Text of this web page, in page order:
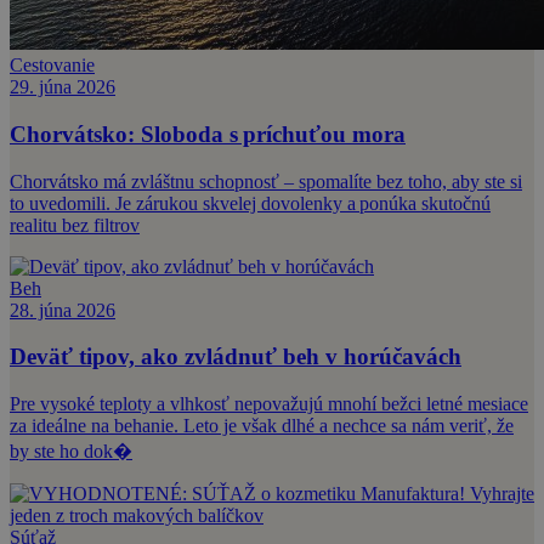
Cestovanie
29. júna 2026
Chorvátsko: Sloboda s príchuťou mora
Chorvátsko má zvláštnu schopnosť – spomalíte bez toho, aby ste si
to uvedomili. Je zárukou skvelej dovolenky a ponúka skutočnú
realitu bez filtrov
Beh
28. júna 2026
Deväť tipov, ako zvládnuť beh v horúčavách
Pre vysoké teploty a vlhkosť nepovažujú mnohí bežci letné mesiace
za ideálne na behanie. Leto je však dlhé a nechce sa nám veriť, že
by ste ho dok�
Súťaž